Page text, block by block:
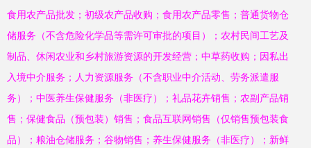
食用农产品批发；初级农产品收购；食用农产品零售；普通货物仓
储服务（不含危险化学品等需许可审批的项目）；农村民间工艺及
制品、休闲农业和乡村旅游资源的开发经营；中草药收购；因私出
入境中介服务；人力资源服务（不含职业中介活动、劳务派遣服
务）；中医养生保健服务（非医疗）；礼品花卉销售；农副产品销
售；保健食品（预包装）销售；食品互联网销售（仅销售预包装食
品）；粮油仓储服务；谷物销售；养生保健服务（非医疗）；新鲜